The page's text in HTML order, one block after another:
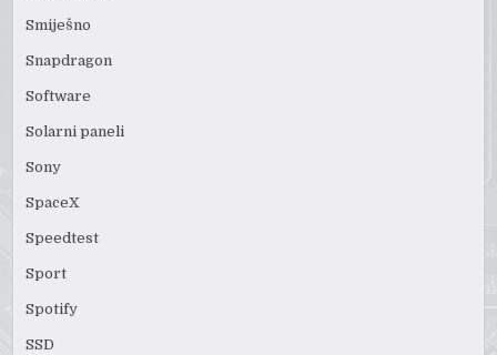
Smiješno
Snapdragon
Software
Solarni paneli
Sony
SpaceX
Speedtest
Sport
Spotify
SSD